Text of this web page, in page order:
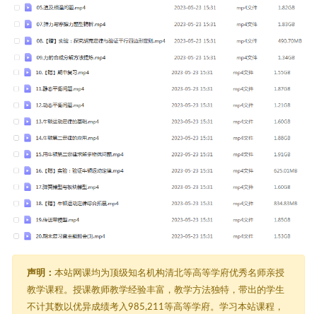
声明： 本站网课均为顶级知名机构清北等高等学府优秀名师亲授
教学课程。授课教师教学经验丰富，教学方法独特，带出的学生
不计其数以优异成绩考入985,211等高等学府。学习本站课程，